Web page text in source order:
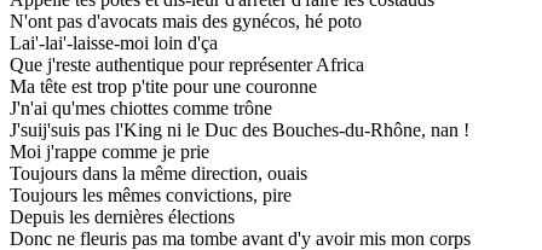
N'ont pas d'avocats mais des gynécos, hé poto
Lai'-lai'-laisse-moi loin d'ça
Que j'reste authentique pour représenter Africa
Ma tête est trop p'tite pour une couronne
J'n'ai qu'mes chiottes comme trône
J'suij'suis pas l'King ni le Duc des Bouches-du-Rhône, nan !
Moi j'rappe comme je prie
Toujours dans la même direction, ouais
Toujours les mêmes convictions, pire
Depuis les dernières élections
Donc ne fleuris pas ma tombe avant d'y avoir mis mon corps